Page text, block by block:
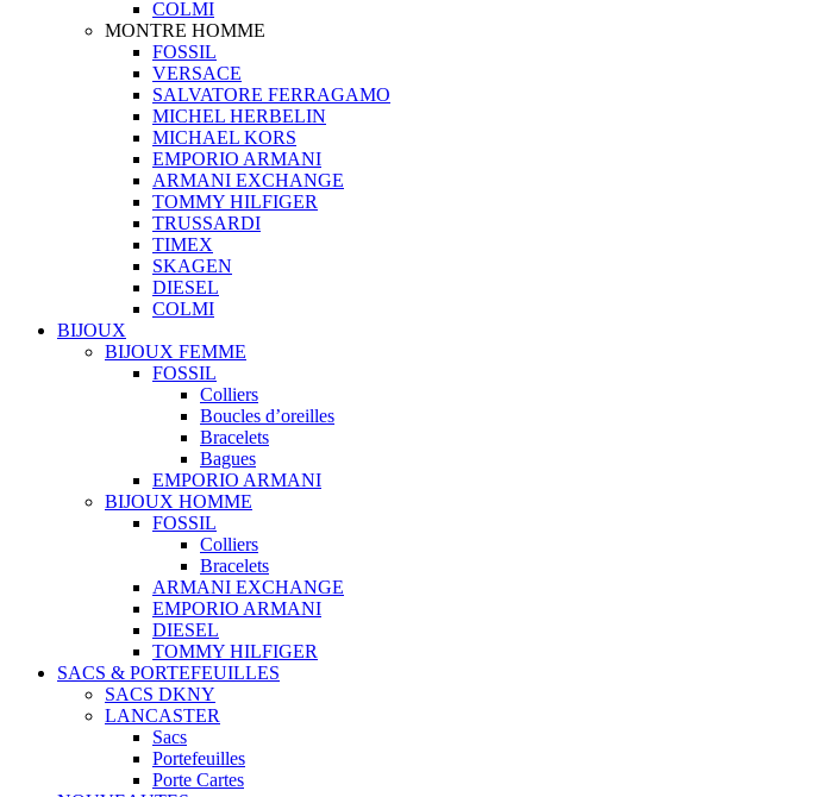
COLMI
MONTRE HOMME
FOSSIL
VERSACE
SALVATORE FERRAGAMO
MICHEL HERBELIN
MICHAEL KORS
EMPORIO ARMANI
ARMANI EXCHANGE
TOMMY HILFIGER
TRUSSARDI
TIMEX
SKAGEN
DIESEL
COLMI
BIJOUX
BIJOUX FEMME
FOSSIL
Colliers
Boucles d’oreilles
Bracelets
Bagues
EMPORIO ARMANI
BIJOUX HOMME
FOSSIL
Colliers
Bracelets
ARMANI EXCHANGE
EMPORIO ARMANI
DIESEL
TOMMY HILFIGER
SACS & PORTEFEUILLES
SACS DKNY
LANCASTER
Sacs
Portefeuilles
Porte Cartes